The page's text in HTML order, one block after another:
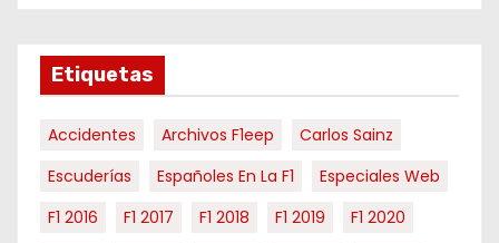
s
Etiquetas
Accidentes Archivos F1eep
Carlos Sainz
Escuderías
Españoles En La F1
Especiales Web
F1 2016
F1 2017 F1 2018 F1 2019
F1 2020